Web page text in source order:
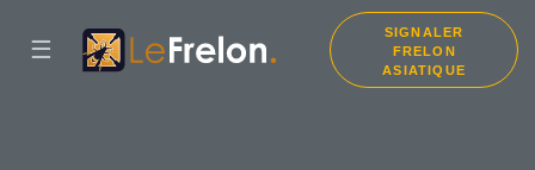
☰
SIGNALER
FRELON
ASIATIQUE